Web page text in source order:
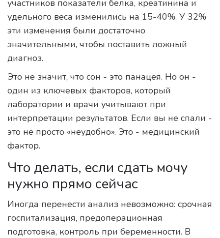
участников показатели белка, креатинина и
удельного веса изменились на 15-40%. У 32%
эти изменения были достаточно
значительными, чтобы поставить ложный
диагноз.
Это не значит, что сон - это панацея. Но он -
один из ключевых факторов, который
лаборатории и врачи учитывают при
интерпретации результатов. Если вы не спали -
это не просто «неудобно». Это - медицинский
фактор.
Что делать, если сдать мочу
нужно прямо сейчас
Иногда перенести анализ невозможно: срочная
госпитализация, предоперационная
подготовка, контроль при беременности. В